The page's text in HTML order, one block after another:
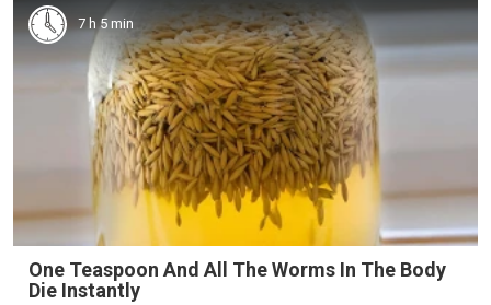
7 h 5 min
One Teaspoon And All The Worms In The Body
Die Instantly